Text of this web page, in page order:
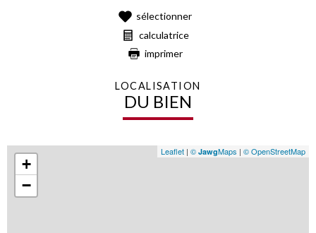
sélectionner
calculatrice
imprimer
LOCALISATION
DU BIEN
+
−
Leaflet | © JawgMaps | © OpenStreetMap